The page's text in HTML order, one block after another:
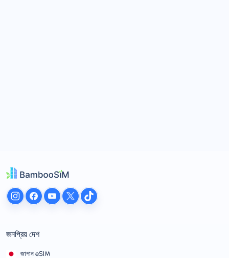
জনপ্রিয় দেশ
জাপান eSIM